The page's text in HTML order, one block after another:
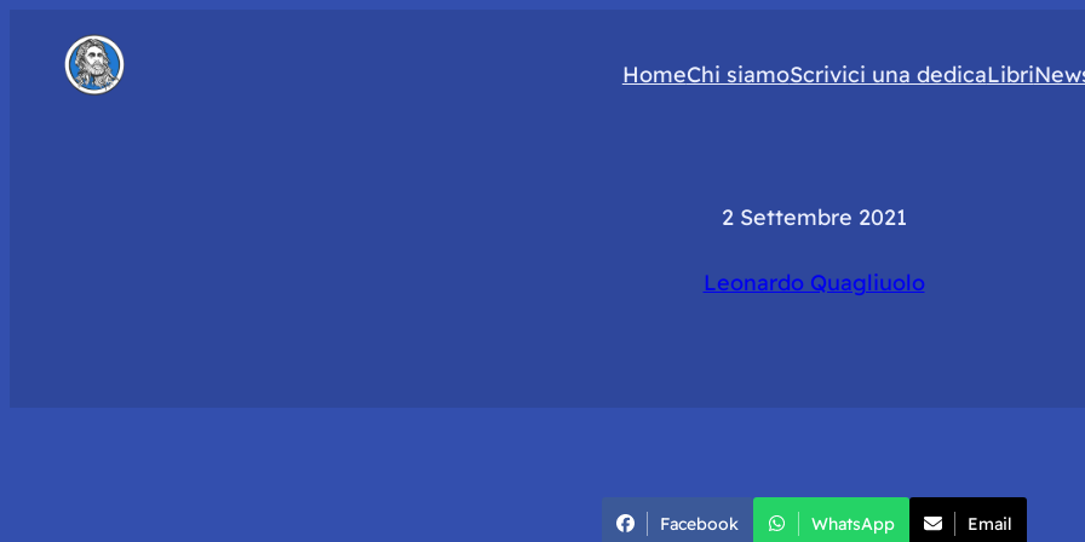
HomeChi siamoScrivici una dedicaLibri
2 Settembre 2021
Leonardo Quagliuolo
Facebook WhatsApp Email